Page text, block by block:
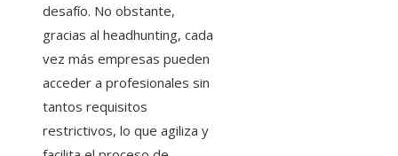
desafío. No obstante,
gracias al headhunting, cada
vez más empresas pueden
acceder a profesionales sin
tantos requisitos
restrictivos, lo que agiliza y